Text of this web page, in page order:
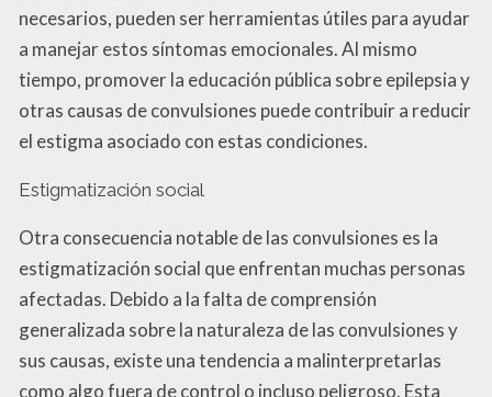
necesarios, pueden ser herramientas útiles para ayudar
a manejar estos síntomas emocionales. Al mismo
tiempo, promover la educación pública sobre epilepsia y
otras causas de convulsiones puede contribuir a reducir
el estigma asociado con estas condiciones.
Estigmatización social
Otra consecuencia notable de las convulsiones es la
estigmatización social que enfrentan muchas personas
afectadas. Debido a la falta de comprensión
generalizada sobre la naturaleza de las convulsiones y
sus causas, existe una tendencia a malinterpretarlas
como algo fuera de control o incluso peligroso. Esta